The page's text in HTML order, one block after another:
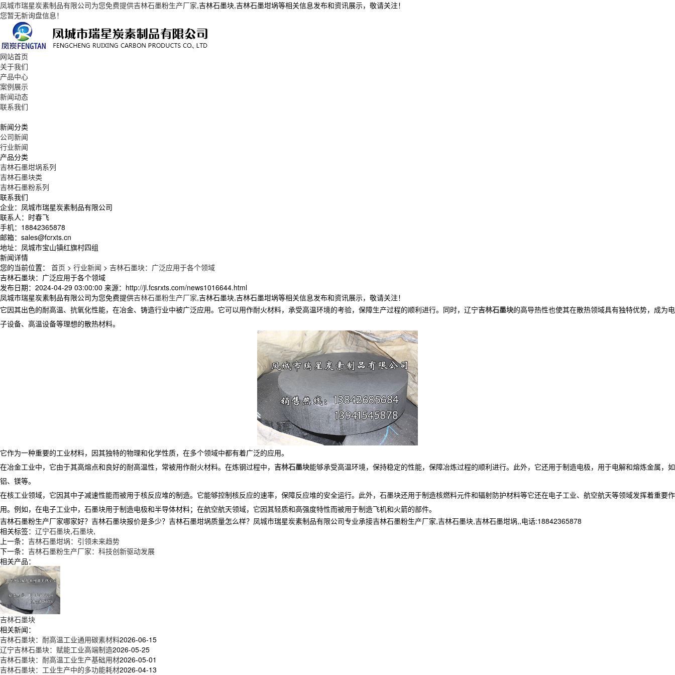
凤城市瑞星炭素制品有限公司为您免费提供吉林石墨粉生产厂家,吉林石墨块,吉林石墨坩埚等相关信息发布和资讯展示，敬请关注！
您暂无新询盘信息！
网站首页
关于我们
产品中心
案例展示
新闻动态
联系我们
新闻分类
公司新闻
行业新闻
产品分类
吉林石墨坩埚系列
吉林石墨块类
吉林石墨粉系列
联系我们
企业：凤城市瑞星炭素制品有限公司
联系人：时春飞
手机：18842365878
邮箱：sales@fcrxts.cn
地址：凤城市宝山镇红旗村四组
新闻详情
您的当前位置： 首页 > 行业新闻 > 吉林石墨块：广泛应用于各个领域
吉林石墨块：广泛应用于各个领域
发布日期： 2024-04-29 03:00:00 来源： http://jl.fcsrxts.com/news1016644.html
凤城市瑞星炭素制品有限公司为您免费提供吉林石墨粉生产厂家,吉林石墨块,吉林石墨坩埚等相关信息发布和资讯展示，敬请关注！
它因其出色的耐高温、抗氧化性能，在冶金、铸造行业中被广泛应用。它可以用作耐火材料，承受高温环境的考验，保障生产过程的顺利进行。同时，辽宁吉林石墨块的高导热性也使其在散热领域具有独特优势，成为电
子设备、高温设备等理想的散热材料。
它作为一种重要的工业材料，因其独特的物理和化学性质，在多个领域中都有着广泛的应用。
在冶金工业中，它由于其高熔点和良好的耐高温性，常被用作耐火材料。在炼钢过程中， 吉林石墨块能够承受高温环境，保持稳定的性能，保障冶炼过程的顺利进行。此外，它还用于制造电极，用于电解和熔炼金属，如
铝、镁等。
在核工业领域，它因其中子减速性能而被用于核反应堆的制造。它能够控制核反应的速率，保障反应堆的安全运行。此外，石墨块还用于制造核燃料元件和辐射防护材料等它还在电子工业、航空航天等领域发挥着重要作
用。例如，在电子工业中，石墨块用于制造电极和半导体材料；在航空航天领域，它因其轻质和高强度特性而被用于制造飞机和火箭的部件。
吉林石墨粉生产厂家哪家好？吉林石墨块报价是多少？吉林石墨坩埚质量怎么样？凤城市瑞星炭素制品有限公司专业承接吉林石墨粉生产厂家,吉林石墨块,吉林石墨坩埚,,电话:18842365878
相关标签： 辽宁石墨块,石墨块,
上一条： 吉林石墨坩埚：引领未来趋势
下一条： 吉林石墨粉生产厂家：科技创新驱动发展
相关产品：
吉林石墨块
相关新闻：
吉林石墨块：耐高温工业通用碳素材料2026-06-15
辽宁吉林石墨块：赋能工业高端制造2026-05-25
吉林石墨块：耐高温工业生产基础用材2026-05-01
吉林石墨块：工业生产中的多功能耗材2026-04-13